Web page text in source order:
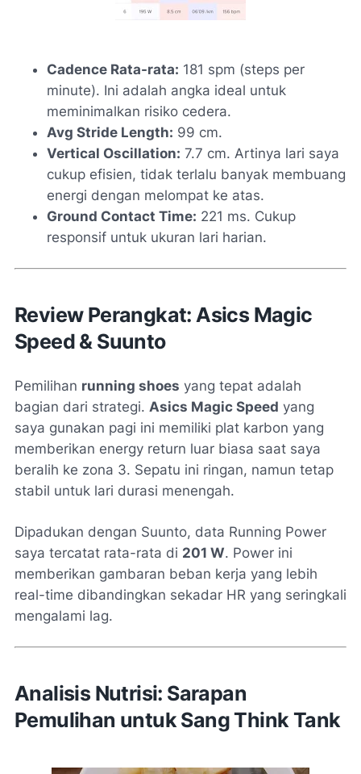
Cadence Rata-rata: 181 spm (steps per
minute). Ini adalah angka ideal untuk
meminimalkan risiko cedera.
Avg Stride Length: 99 cm.
Vertical Oscillation: 7.7 cm. Artinya lari saya
cukup efisien, tidak terlalu banyak membuang
energi dengan melompat ke atas.
Ground Contact Time: 221 ms. Cukup
responsif untuk ukuran lari harian.
Review Perangkat: Asics Magic
Speed & Suunto
Pemilihan running shoes yang tepat adalah
bagian dari strategi. Asics Magic Speed yang
saya gunakan pagi ini memiliki plat karbon yang
memberikan energy return luar biasa saat saya
beralih ke zona 3. Sepatu ini ringan, namun tetap
stabil untuk lari durasi menengah.
Dipadukan dengan Suunto, data Running Power
saya tercatat rata-rata di 201 W. Power ini
memberikan gambaran beban kerja yang lebih
real-time dibandingkan sekadar HR yang seringkali
mengalami lag.
Analisis Nutrisi: Sarapan
Pemulihan untuk Sang Think Tank